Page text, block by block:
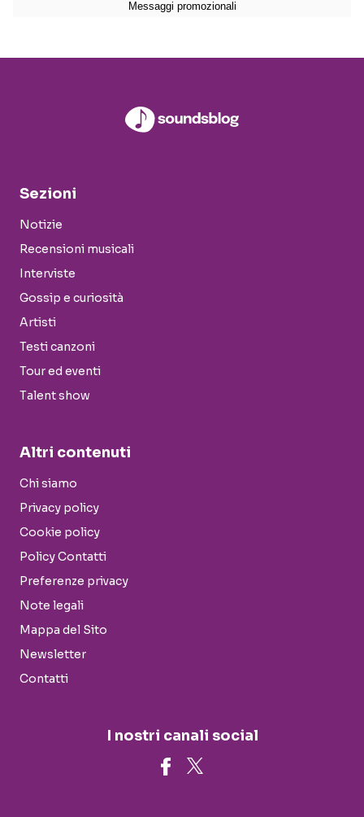
Sezioni
Notizie
Recensioni musicali
Interviste
Gossip e curiosità
Artisti
Testi canzoni
Tour ed eventi
Talent show
Altri contenuti
Chi siamo
Privacy policy
Cookie policy
Policy Contatti
Preferenze privacy
Note legali
Mappa del Sito
Newsletter
Contatti
I nostri canali social